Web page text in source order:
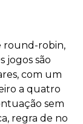
round-robin,
jogos são
com um
a quatro
sem
regra de no